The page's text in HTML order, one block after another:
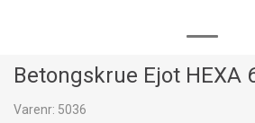
Betongskrue Ejot HEXA
Varenr: 5036